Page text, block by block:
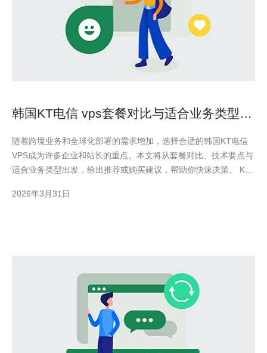
韩国KT电信 vps套餐对比与适合业务类型的
随着跨境业务和全球化部署的需求增加，选择合适的韩国KT电信
VPS成为许多企业和站长的重点。本文将从套餐对比、技术要点与
适合业务类型出发，给出推荐或购买建议，帮助你快速决策。 KT
主机产品，通常按CPU、内存、SSD磁盘、带宽和流量计费区分。
2026年3月31日